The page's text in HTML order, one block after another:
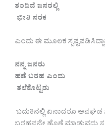
ತಂದಿದೆ ಜನರಲ್ಲಿ
ಭೀತಿ ನರಕ
ಎಂದು ಈ ಮೂಲಕ
ನನ್ನ ಜನರು
ಹಣೆ ಬರಹ ಎಂದು
ತಲೆಕೊಟ್ಟರು
ಬದುಕಿನಲ್ಲಿ ಏನಾದರೂ ಅವಘಡ